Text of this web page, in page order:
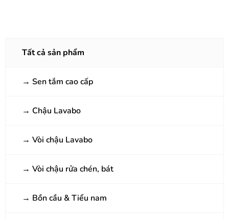
Tất cả sản phẩm
→ Sen tắm cao cấp
→ Chậu Lavabo
→ Vòi chậu Lavabo
→ Vòi chậu rửa chén, bát
→ Bồn cầu & Tiểu nam